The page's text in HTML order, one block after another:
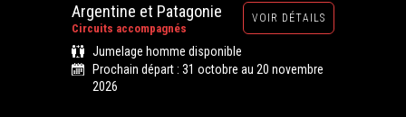
Argentine et Patagonie
Circuits accompagnés
VOIR DÉTAILS
Jumelage homme disponible
Prochain départ : 31 octobre au 20 novembre
2026